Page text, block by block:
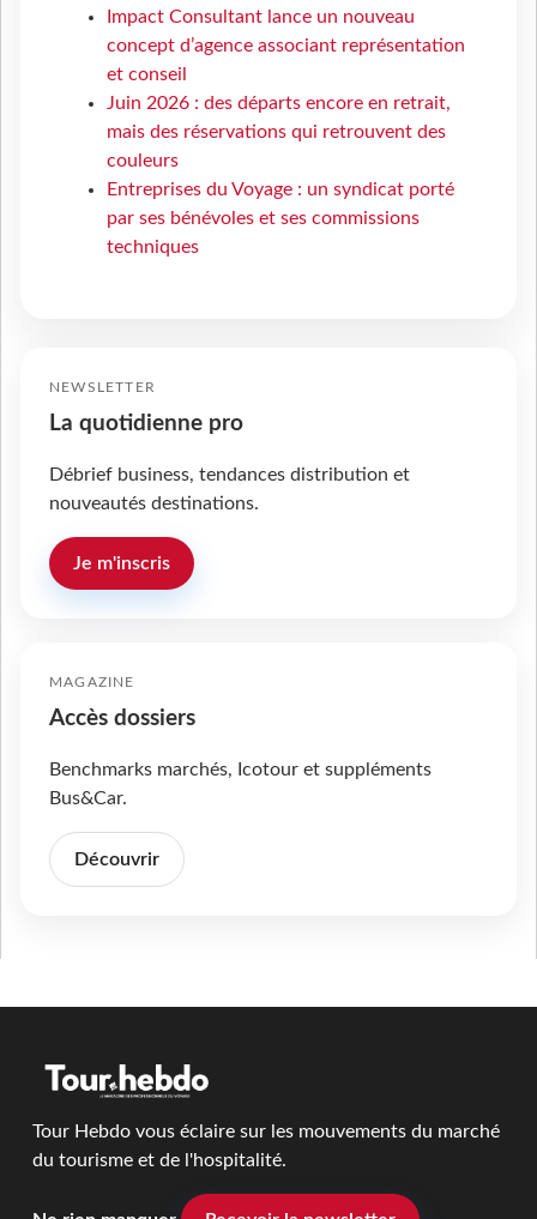
Impact Consultant lance un nouveau
concept d’agence associant représentation
et conseil
Juin 2026 : des départs encore en retrait,
mais des réservations qui retrouvent des
couleurs
Entreprises du Voyage : un syndicat porté
par ses bénévoles et ses commissions
techniques
NEWSLETTER
La quotidienne pro
Débrief business, tendances distribution et
nouveautés destinations.
Je m'inscris
MAGAZINE
Accès dossiers
Benchmarks marchés, Icotour et suppléments
Bus&Car.
Découvrir
Tour Hebdo vous éclaire sur les mouvements du marché
du tourisme et de l'hospitalité.